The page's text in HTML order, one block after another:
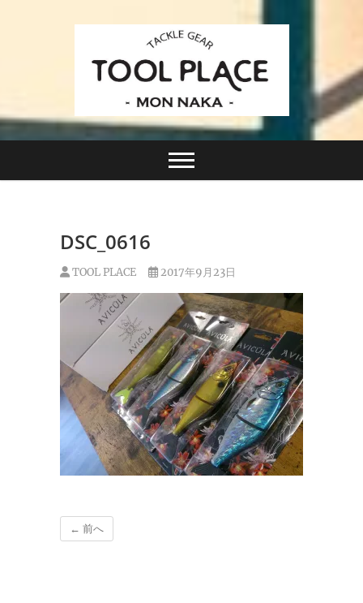
TACKLE GEAR
TOOL PLACE ツー
小さなルアーフィッシングショップ「ツールプレイ
ス」が門前仲町に近日オープン！
DSC_0616
TOOL PLACE 2017年9月23日
← 前へ